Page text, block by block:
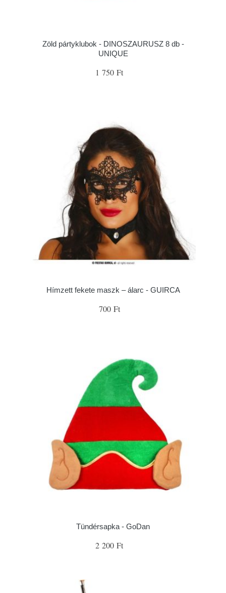
Zöld pártyklubok - DINOSZAURUSZ 8 db -
UNIQUE
1 750 Ft
Hímzett fekete maszk – álarc - GUIRCA
700 Ft
Tündérsapka - GoDan
2 200 Ft